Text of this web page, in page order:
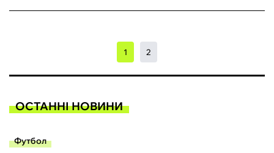
1 2
ОСТАННІ НОВИНИ
Футбол